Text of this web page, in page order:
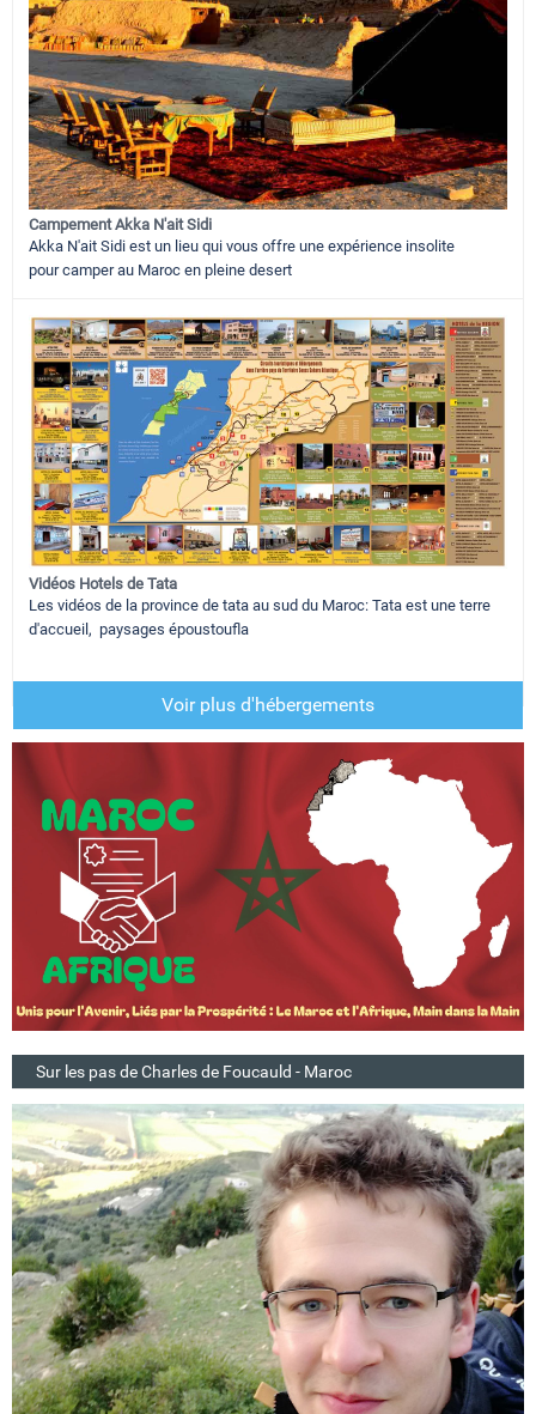
Campement Akka N'ait Sidi
Akka N'ait Sidi est un lieu qui vous offre une expérience insolite
pour camper au Maroc en pleine desert
Vidéos Hotels de Tata
Les vidéos de la province de tata au sud du Maroc: Tata est une terre
d'accueil, paysages époustoufla
Voir plus d'hébergements
Sur les pas de Charles de Foucauld - Maroc